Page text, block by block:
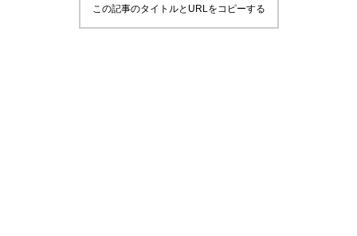
この記事のタイトルとURLをコピーする